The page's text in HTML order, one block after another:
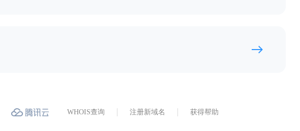
WHOIS查询 注册新域名 获得帮助